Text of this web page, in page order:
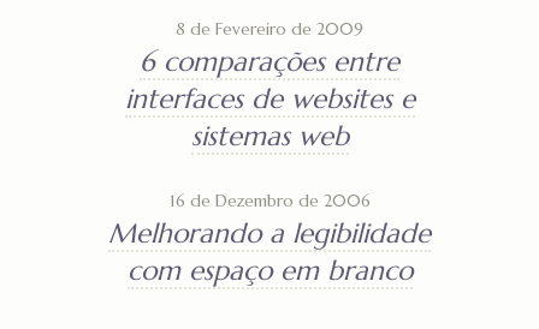
8 de Fevereiro de 2009
6 comparações entre
interfaces de websites e
sistemas web
16 de Dezembro de 2006
Melhorando a legibilidade
com espaço em branco